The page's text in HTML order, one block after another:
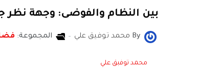
بين النظام والفوضى: وجهة نظر
By محمد توفيق علي المجموعة:
محمد توفبق علي